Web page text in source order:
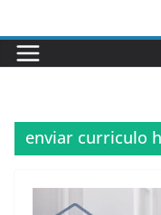
para
o
enviar curriculo